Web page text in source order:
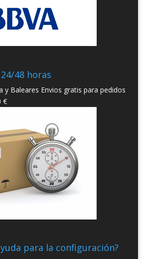
48 horas
y Baleares Envios gratis para pedidos
€
para la configuración?